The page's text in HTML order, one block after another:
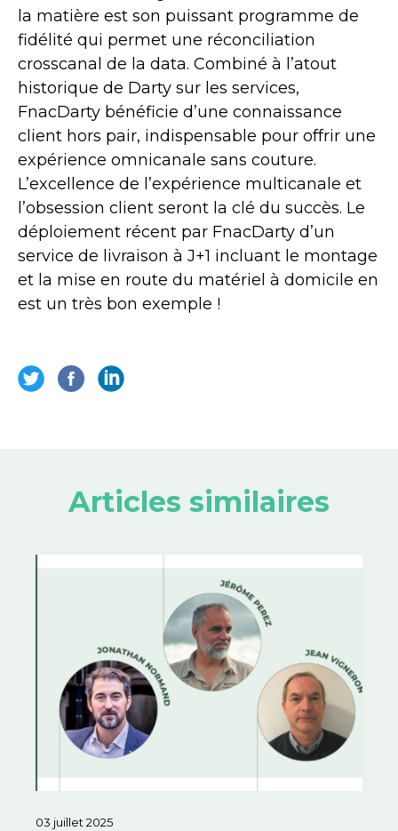
la matière est son puissant programme de
fidélité qui permet une réconciliation
crosscanal de la data. Combiné à l’atout
historique de Darty sur les services,
FnacDarty bénéficie d’une connaissance
client hors pair, indispensable pour offrir une
expérience omnicanale sans couture.
L’excellence de l’expérience multicanale et
l’obsession client seront la clé du succès. Le
déploiement récent par FnacDarty d’un
service de livraison à J+1 incluant le montage
et la mise en route du matériel à domicile en
est un très bon exemple !
Articles similaires
03 juillet 2025